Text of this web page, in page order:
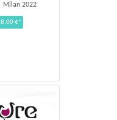
Milan 2022
€*